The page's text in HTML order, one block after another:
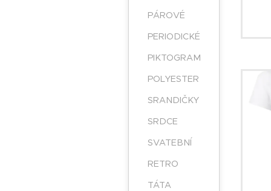
PÁROVÉ
PERIODICKÉ
PIKTOGRAM
POLYESTER
SRANDIČKY
SRDCE
SVATEBNÍ
RETRO
TÁTA